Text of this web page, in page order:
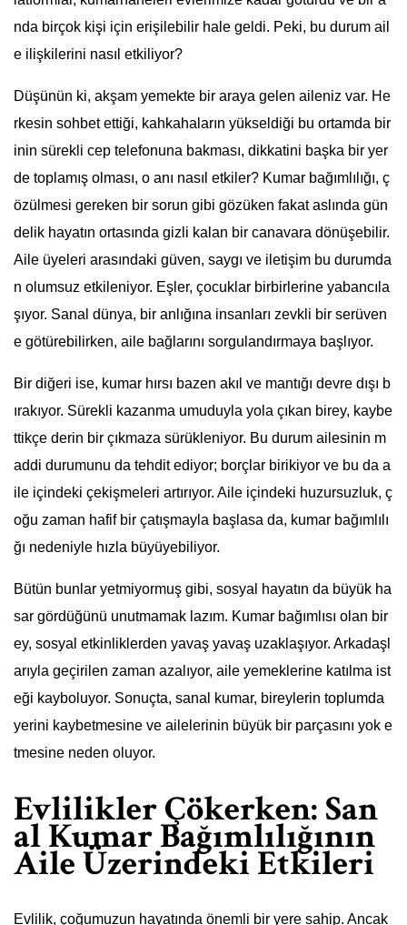
nda birçok kişi için erişilebilir hale geldi. Peki, bu durum ail
e ilişkilerini nasıl etkiliyor?
Düşünün ki, akşam yemekte bir araya gelen aileniz var. He
rkesin sohbet ettiği, kahkahaların yükseldiği bu ortamda bir
inin sürekli cep telefonuna bakması, dikkatini başka bir yer
de toplamış olması, o anı nasıl etkiler? Kumar bağımlılığı, ç
özülmesi gereken bir sorun gibi gözüken fakat aslında gün
delik hayatın ortasında gizli kalan bir canavara dönüşebilir.
Aile üyeleri arasındaki güven, saygı ve iletişim bu durumda
n olumsuz etkileniyor. Eşler, çocuklar birbirlerine yabancıla
şıyor. Sanal dünya, bir anlığına insanları zevkli bir serüven
e götürebilirken, aile bağlarını sorgulandırmaya başlıyor.
Bir diğeri ise, kumar hırsı bazen akıl ve mantığı devre dışı b
ırakıyor. Sürekli kazanma umuduyla yola çıkan birey, kaybe
ttikçe derin bir çıkmaza sürükleniyor. Bu durum ailesinin m
addi durumunu da tehdit ediyor; borçlar birikiyor ve bu da a
ile içindeki çekişmeleri artırıyor. Aile içindeki huzursuzluk, ç
oğu zaman hafif bir çatışmayla başlasa da, kumar bağımlılı
ğı nedeniyle hızla büyüyebiliyor.
Bütün bunlar yetmiyormuş gibi, sosyal hayatın da büyük ha
sar gördüğünü unutmamak lazım. Kumar bağımlısı olan bir
ey, sosyal etkinliklerden yavaş yavaş uzaklaşıyor. Arkadaşl
arıyla geçirilen zaman azalıyor, aile yemeklerine katılma ist
eği kayboluyor. Sonuçta, sanal kumar, bireylerin toplumda
yerini kaybetmesine ve ailelerinin büyük bir parçasını yok e
tmesine neden oluyor.
Evlilikler Çökerken: San
al Kumar Bağımlılığının
Aile Üzerindeki Etkileri
Evlilik, çoğumuzun hayatında önemli bir yere sahip. Ancak